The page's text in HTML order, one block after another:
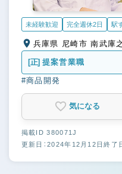
未経験歓迎 完全週休2日 駅
兵庫県 尼崎市 南
[正] 提案営業職
#商品開発
気になる
掲載ID 380071J
更新日：2024年12月12日終了